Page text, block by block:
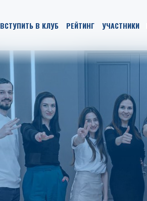
ВСТУПИТЬ В КЛУБ РЕЙТИНГ УЧАСТНИКИ